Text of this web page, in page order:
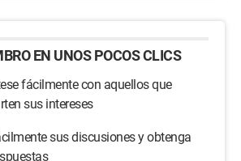
EN UNOS POCOS CLICS
fácilmente con aquellos que
sus intereses
sus discusiones y obtenga